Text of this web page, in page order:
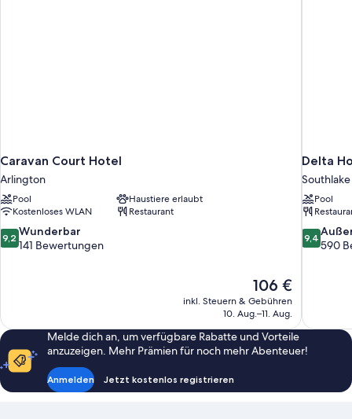
Caravan Court Hotel
Arlington
Pool
Haustiere erlaubt
Kostenloses WLAN
Restaurant
9.2
von
9,2 Wunderbar
141 Bewertungen
Der
Preis
beträgt
106 €
inkl. Steuern & Gebühren
10. Aug.–11. Aug.
Delta
Southlake
Pool
9.4
von
9,4
590
Melde dich an, um verfügbare Rabatte und Vorteile
anzuzeigen. Mehr Prämien für noch mehr Abenteuer!
Anmelden Jetzt kostenlos registrieren